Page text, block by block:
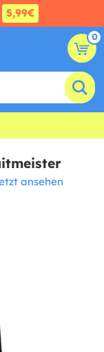
5,99€
0
ansehen